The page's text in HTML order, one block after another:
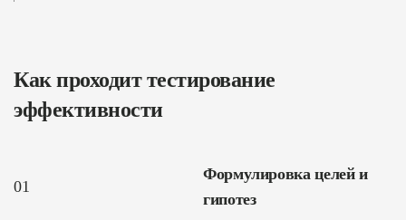
Как проходит тестирование
эффективности
01
Формулировка целей и
гипотез